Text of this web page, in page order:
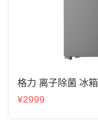
格力 离子除菌 冰箱
¥2999